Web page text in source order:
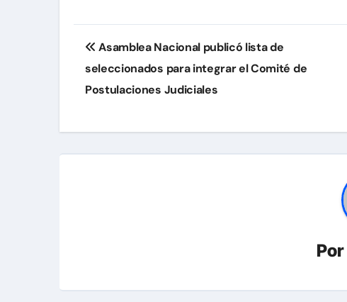
Navegación
de
entradas
Asamblea Nacional publicó lista de
seleccionados para integrar el Comité de
Postulaciones Judiciales
Por